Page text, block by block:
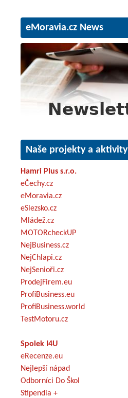
eMoravia.cz News
Naše projekty a aktivity
Hamri Plus s.r.o.
eČechy.cz
eMoravia.cz
eSlezsko.cz
Mládež.cz
MOTORcheckUP
NejBusiness.cz
NejChlapi.cz
NejSenioři.cz
ProdejFirem.eu
ProfiBusiness.eu
ProfiBusiness.world
TestMotoru.cz
Spolek I4U
eRecenze.eu
Nejlepší nápad
Odborníci Do Škol
Stipendia +